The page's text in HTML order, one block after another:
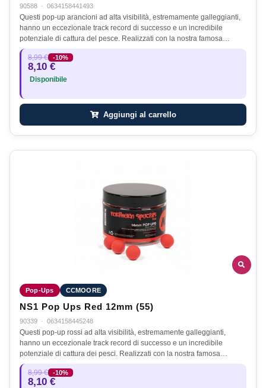
90588 · 0634158441493
Questi pop-up arancioni ad alta visibilità, estremamente galleggianti,
hanno un eccezionale track record di successo e un incredibile
potenziale di cattura del pesce. Realizzati con la nostra famosa…
8,99 € -10%
8,10 €
Disponibile
Aggiungi al carrello
Pop-Ups CCMOORE
NS1 Pop Ups Red 12mm (55)
90339 · 0634158445248
Questi pop-up rossi ad alta visibilità, estremamente galleggianti,
hanno un eccezionale track record di successo e un incredibile
potenziale di cattura dei pesci. Realizzati con la nostra famosa…
8,99 € -10%
8,10 €